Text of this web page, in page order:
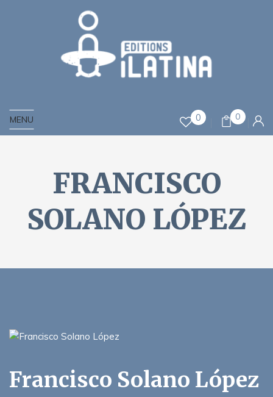
MENU 0 0
FRANCISCO
SOLANO LÓPEZ
Francisco Solano López